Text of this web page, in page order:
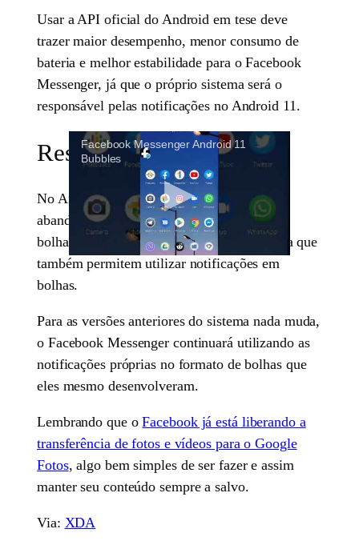
Usar a API oficial do Android em tese deve
trazer maior desempenho, menor consumo de
bateria e melhor estabilidade para o Facebook
Messenger, já que o próprio sistema será o
responsável pelas notificações no Android 11.
Facebook Messenger Android 11
Bubbles
Resumo
No Android 11 o Facebook Messenger irá
abandonar as suas notificações em forma de
bolhas para utilizar a própria API do sistema que
também permitem utilizar notificações em
bolhas.
Para as versões anteriores do sistema nada muda,
o Facebook Messenger continuará utilizando as
notificações próprias no formato de bolhas que
eles mesmo desenvolveram.
Lembrando que oFacebook já está liberando a
transferência de fotos e vídeos para o Google
Fotos, algo bem simples de ser fazer e assim
manter seu conteúdo sempre a salvo.
Via: XDA